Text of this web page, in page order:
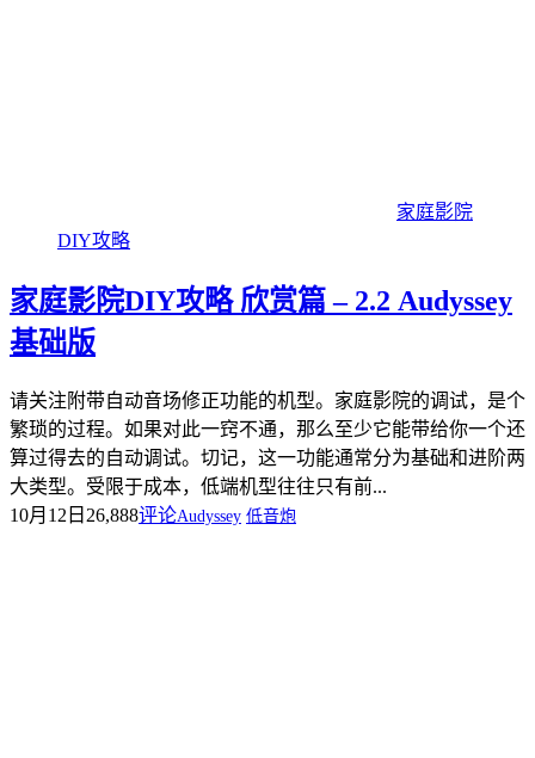
家庭影院
DIY攻略
家庭影院DIY攻略 欣赏篇 – 2.2 Audyssey
基础版
请关注附带自动音场修正功能的机型。家庭影院的调试，是个
繁琐的过程。如果对此一窍不通，那么至少它能带给你一个还
算过得去的自动调试。切记，这一功能通常分为基础和进阶两
大类型。受限于成本，低端机型往往只有前...
10月12日 26,888评论Audyssey 低音炮